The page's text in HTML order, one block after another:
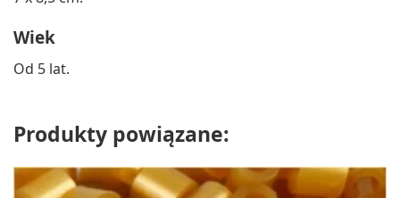
Wiek
Od 5 lat.
Produkty powiązane: